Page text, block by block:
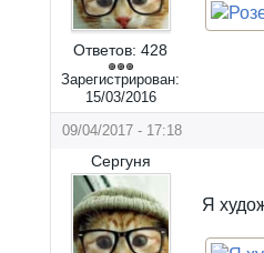
Ответов: 428
Зарегистрирован:
15/03/2016
09/04/2017 - 17:18
Сергуня
Я